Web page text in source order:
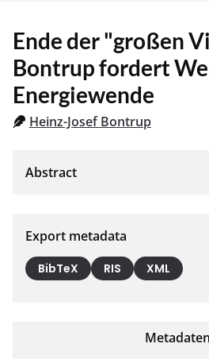
Ende der "großen
Bontrup fordert
Energiewende
Heinz-Josef Bontrup
Export metadata
BibTeX RIS XML
Metadaten